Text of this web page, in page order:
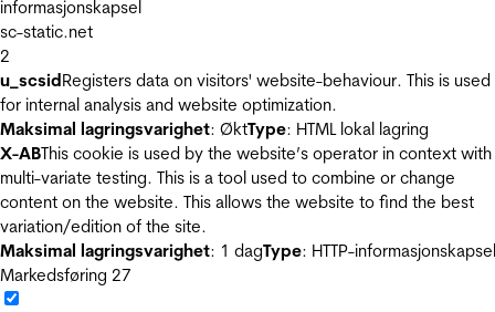
informasjonskapsel
sc-static.net
2
u_scsidRegisters data on visitors' website-behaviour. This is used
for internal analysis and website optimization.
Maksimal lagringsvarighet: ØktType: HTML lokal lagring
X-ABThis cookie is used by the website’s operator in context with
multi-variate testing. This is a tool used to combine or change
content on the website. This allows the website to find the best
variation/edition of the site.
Maksimal lagringsvarighet: 1 dagType: HTTP-informasjonskapsel
Markedsføring 27